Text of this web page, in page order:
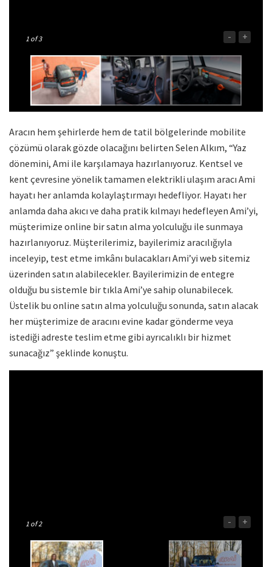
1 of 3 - +
Aracın hem şehirlerde hem de tatil bölgelerinde mobilite
çözümü olarak gözde olacağını belirten Selen Alkım, “Yaz
dönemini, Ami ile karşılamaya hazırlanıyoruz. Kentsel ve
kent çevresine yönelik tamamen elektrikli ulaşım aracı Ami
hayatı her anlamda kolaylaştırmayı hedefliyor. Hayatı her
anlamda daha akıcı ve daha pratik kılmayı hedefleyen Ami’yi,
müşterimize online bir satın alma yolculuğu ile sunmaya
hazırlanıyoruz. Müşterilerimiz, bayilerimiz aracılığıyla
inceleyip, test etme imkânı bulacakları Ami’yi web sitemiz
üzerinden satın alabilecekler. Bayilerimizin de entegre
olduğu bu sistemle bir tıkla Ami’ye sahip olunabilecek.
Üstelik bu online satın alma yolculuğu sonunda, satın alacak
her müşterimize de aracını evine kadar gönderme veya
istediği adreste teslim etme gibi ayrıcalıklı bir hizmet
sunacağız” şeklinde konuştu.
1 of 2 - +